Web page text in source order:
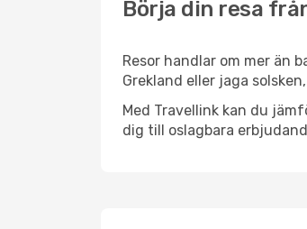
Börja din resa
Resor handlar om mer än
Grekland eller jaga
Med Travellink kan du
dig till oslagbara